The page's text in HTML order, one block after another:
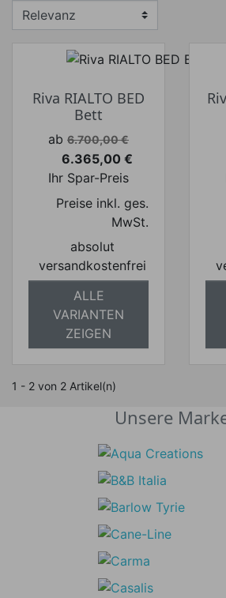
Riva RIALTO BED
Bett
Verkaufspreis
ab 6.700,00 €
Preis
6.365,00 €
Ihr Spar-Preis
Preise inkl. ges.
MwSt.
absolut
versandkostenfrei
ALLE
VARIANTEN
ZEIGEN
1 - 2 von 2 Artikel(n)
Unsere